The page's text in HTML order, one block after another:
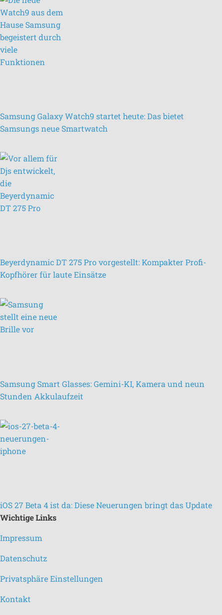
Samsung Galaxy Watch9 startet heute: Das bietet
Samsungs neue Smartwatch
Beyerdynamic DT 275 Pro vorgestellt: Kompakter Profi-
Kopfhörer für laute Einsätze
Samsung Smart Glasses: Gemini-KI, Kamera und neun
Stunden Akkulaufzeit
iOS 27 Beta 4 ist da: Diese Neuerungen bringt das Update
Wichtige Links
Impressum
Datenschutz
Privatsphäre Einstellungen
Kontakt